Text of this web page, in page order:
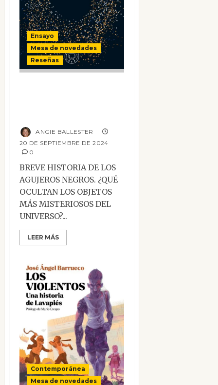
Ensayo
Mesa de novedades
Reseñas
ANGIE BALLESTER
20 DE SEPTIEMBRE DE 2024
0
BREVE HISTORIA DE LOS
AGUJEROS NEGROS. ¿QUÉ
OCULTAN LOS OBJETOS
MÁS MISTERIOSOS DEL
UNIVERSO?...
LEER MÁS
Contemporánea
Mesa de novedades